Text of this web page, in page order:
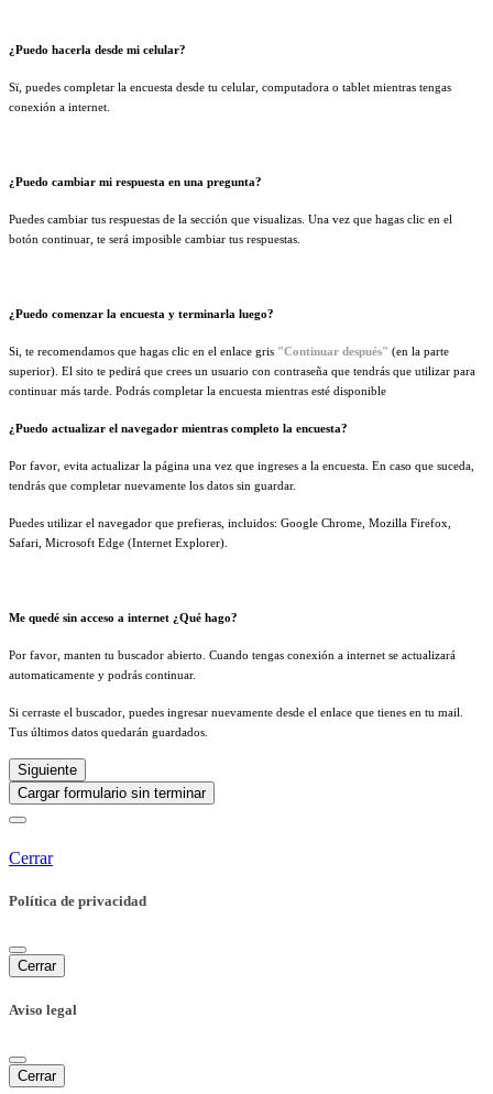
¿Puedo hacerla desde mi celular?
Sï, puedes completar la encuesta desde tu celular, computadora o tablet mientras tengas
conexión a internet.
¿Puedo cambiar mi respuesta en una pregunta?
Puedes cambiar tus respuestas de la sección que visualizas. Una vez que hagas clic en el
botón continuar, te será imposible cambiar tus respuestas.
¿Puedo comenzar la encuesta y terminarla luego?
Si, te recomendamos que hagas clic en el enlace gris "Continuar después" (en la parte
superior). El sito te pedirá que crees un usuario con contraseña que tendrás que utilizar para
continuar más tarde. Podrás completar la encuesta mientras esté disponible
¿Puedo actualizar el navegador mientras completo la encuesta?
Por favor, evita actualizar la página una vez que ingreses a la encuesta. En caso que suceda,
tendrás que completar nuevamente los datos sin guardar.
Puedes utilizar el navegador que prefieras, incluidos: Google Chrome, Mozilla Firefox,
Safari, Microsoft Edge (Internet Explorer).
Me quedé sin acceso a internet ¿Qué hago?
Por favor, manten tu buscador abierto. Cuando tengas conexión a internet se actualizará
automaticamente y podrás continuar.
Si cerraste el buscador, puedes ingresar nuevamente desde el enlace que tienes en tu mail.
Tus últimos datos quedarán guardados.
Siguiente
Cargar formulario sin terminar
Cerrar
Política de privacidad
Cerrar
Aviso legal
Cerrar